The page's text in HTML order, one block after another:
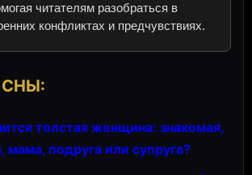
читателям разобраться в
конфликтах и предчувствиях.
толстая женщина: знакомая,
мама, подруга или супруга?